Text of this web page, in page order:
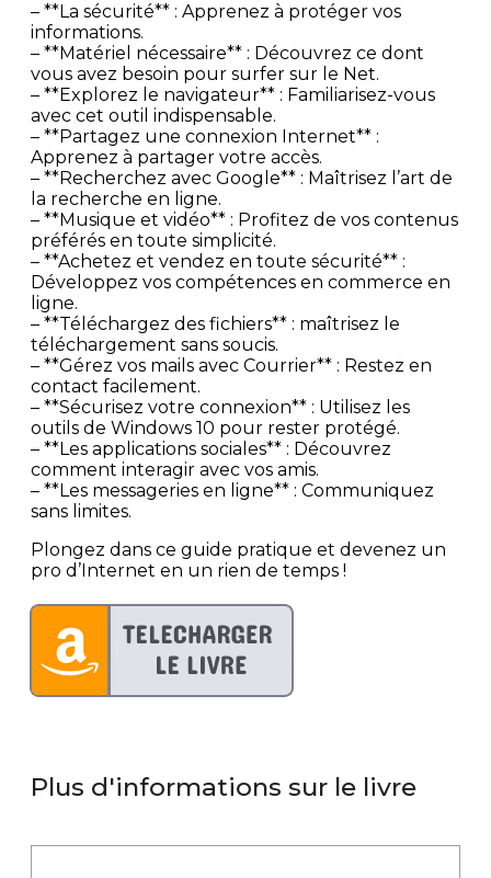
– **La sécurité** : Apprenez à protéger vos
informations.
– **Matériel nécessaire** : Découvrez ce dont
vous avez besoin pour surfer sur le Net.
– **Explorez le navigateur** : Familiarisez-vous
avec cet outil indispensable.
– **Partagez une connexion Internet** :
Apprenez à partager votre accès.
– **Recherchez avec Google** : Maîtrisez l’art de
la recherche en ligne.
– **Musique et vidéo** : Profitez de vos contenus
préférés en toute simplicité.
– **Achetez et vendez en toute sécurité** :
Développez vos compétences en commerce en
ligne.
– **Téléchargez des fichiers** : maîtrisez le
téléchargement sans soucis.
– **Gérez vos mails avec Courrier** : Restez en
contact facilement.
– **Sécurisez votre connexion** : Utilisez les
outils de Windows 10 pour rester protégé.
– **Les applications sociales** : Découvrez
comment interagir avec vos amis.
– **Les messageries en ligne** : Communiquez
sans limites.
Plongez dans ce guide pratique et devenez un
pro d’Internet en un rien de temps !
Plus d'informations sur le livre